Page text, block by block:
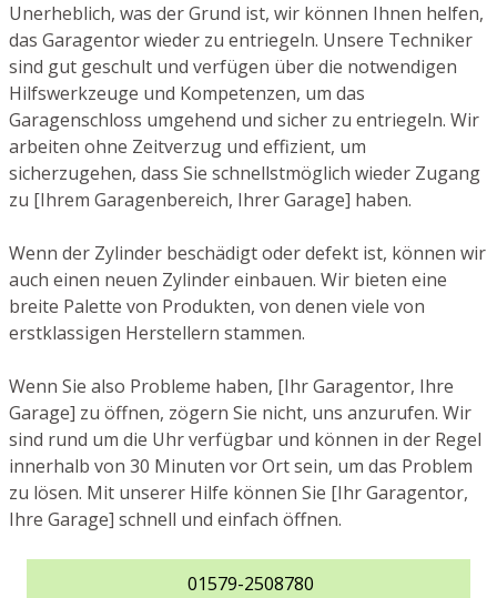
Unerheblich, was der Grund ist, wir können Ihnen helfen,
das Garagentor wieder zu entriegeln. Unsere Techniker
sind gut geschult und verfügen über die notwendigen
Hilfswerkzeuge und Kompetenzen, um das
Garagenschloss umgehend und sicher zu entriegeln. Wir
arbeiten ohne Zeitverzug und effizient, um
sicherzugehen, dass Sie schnellstmöglich wieder Zugang
zu [Ihrem Garagenbereich, Ihrer Garage] haben.
Wenn der Zylinder beschädigt oder defekt ist, können wir
auch einen neuen Zylinder einbauen. Wir bieten eine
breite Palette von Produkten, von denen viele von
erstklassigen Herstellern stammen.
Wenn Sie also Probleme haben, [Ihr Garagentor, Ihre
Garage] zu öffnen, zögern Sie nicht, uns anzurufen. Wir
sind rund um die Uhr verfügbar und können in der Regel
innerhalb von 30 Minuten vor Ort sein, um das Problem
zu lösen. Mit unserer Hilfe können Sie [Ihr Garagentor,
Ihre Garage] schnell und einfach öffnen.
01579-2508780